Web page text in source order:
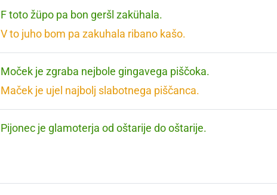
F toto žüpo pa bon geršl zakühala.
V to juho bom pa zakuhala ribano kašo.
Moček je zgraba nejbole gingavega piščoka.
Maček je ujel najbolj slabotnega piščanca.
Pijonec je glamoterja od oštarije do oštarije.